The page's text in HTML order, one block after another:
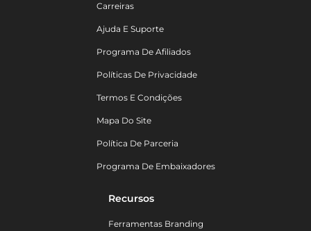
Carreiras
Ajuda E Suporte
Programa De Afiliados
Políticas De Privacidade
Termos E Condições
Mapa Do Site
Política De Parceria
Programa De Embaixadores
Recursos
Ferramentas Branding